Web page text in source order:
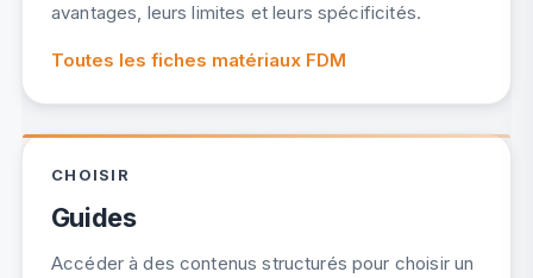
avantages, leurs limites et leurs spécificités.
Toutes les fiches matériaux FDM
CHOISIR
Guides
Accéder à des contenus structurés pour choisir un